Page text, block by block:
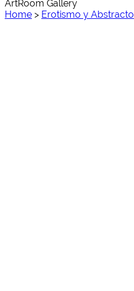
ArtRoom Gallery
Home > Erotismo y Abstracto